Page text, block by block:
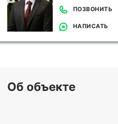
ПОЗВОНИТЬ
НАПИСАТЬ
Об объекте